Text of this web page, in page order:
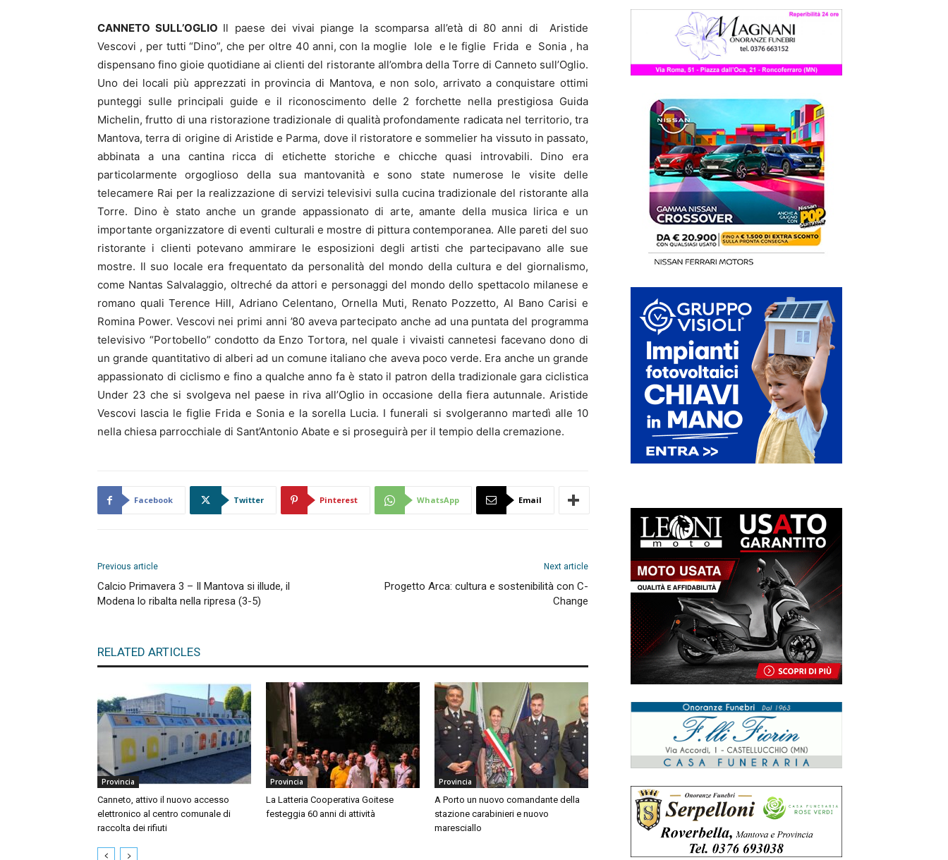
CANNETO SULL’OGLIO Il paese dei vivai piange la scomparsa all’età di 80 anni di Aristide
Vescovi , per tutti “Dino”, che per oltre 40 anni, con la moglie Iole e le figlie Frida e Sonia , ha
dispensano fino gioie quotidiane ai clienti del ristorante all’ombra della Torre di Canneto sull’Oglio.
Uno dei locali più apprezzati in provincia di Mantova, e non solo, arrivato a conquistare ottimi
punteggi sulle principali guide e il riconoscimento delle 2 forchette nella prestigiosa Guida
Michelin, frutto di una ristorazione tradizionale di qualità profondamente radicata nel territorio, tra
Mantova, terra di origine di Aristide e Parma, dove il ristoratore e sommelier ha vissuto in passato,
abbinata a una cantina ricca di etichette storiche e chicche quasi introvabili. Dino era
particolarmente orgoglioso della sua mantovanità e sono state numerose le visite delle
telecamere Rai per la realizzazione di servizi televisivi sulla cucina tradizionale del ristorante alla
Torre. Dino è stato anche un grande appassionato di arte, amante della musica lirica e un
importante organizzatore di eventi culturali e mostre di pittura contemporanea. Alle pareti del suo
ristorante i clienti potevano ammirare le esposizioni degli artisti che partecipavano alle sue
mostre. Il suo locale era frequentato da personalità del mondo della cultura e del giornalismo,
come Nantas Salvalaggio, oltreché da attori e personaggi del mondo dello spettacolo milanese e
romano quali Terence Hill, Adriano Celentano, Ornella Muti, Renato Pozzetto, Al Bano Carisi e
Romina Power. Vescovi nei primi anni ’80 aveva partecipato anche ad una puntata del programma
televisivo “Portobello” condotto da Enzo Tortora, nel quale i vivaisti cannetesi facevano dono di
un grande quantitativo di alberi ad un comune italiano che aveva poco verde. Era anche un grande
appassionato di ciclismo e fino a qualche anno fa è stato il patron della tradizionale gara ciclistica
Under 23 che si svolgeva nel paese in riva all’Oglio in occasione della fiera autunnale. Aristide
Vescovi lascia le figlie Frida e Sonia e la sorella Lucia. I funerali si svolgeranno martedì alle 10
nella chiesa parrocchiale di Sant’Antonio Abate e si proseguirà per il tempio della cremazione.
Facebook Twitter Pinterest WhatsApp Email
Previous article
Calcio Primavera 3 – Il Mantova si illude, il
Modena lo ribalta nella ripresa (3-5)
Next article
Progetto Arca: cultura e sostenibilità con C-
Change
RELATED ARTICLES
Provincia
Canneto, attivo il nuovo accesso
elettronico al centro comunale di
raccolta dei rifiuti
Provincia
La Latteria Cooperativa Goitese
festeggia 60 anni di attività
Provincia
A Porto un nuovo comandante della
stazione carabinieri e nuovo
maresciallo